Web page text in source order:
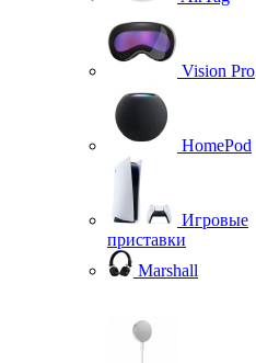
Vision Pro
HomePod
Игровые
приставки
Marshall